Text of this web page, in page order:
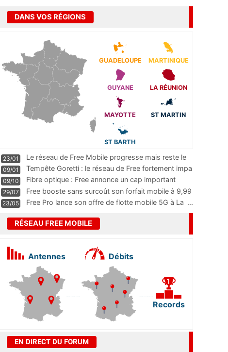
DANS VOS RÉGIONS
GUADELOUPE MARTINIQUE
GUYANE LA RÉUNION
MAYOTTE ST MARTIN
ST BARTH
23/01
Le réseau de Free Mobile progresse mais reste le
m
...
09/01
Tempête Goretti : le réseau de Free fortement impa
09/10
Fibre optique : Free annonce un cap important
pass
...
29/07
Free booste sans surcoût son forfait mobile à 9,99
23/05 Free Pro lance son offre de flotte mobile 5G à La ...
RÉSEAU FREE MOBILE
Antennes Débits
Records
EN DIRECT DU FORUM